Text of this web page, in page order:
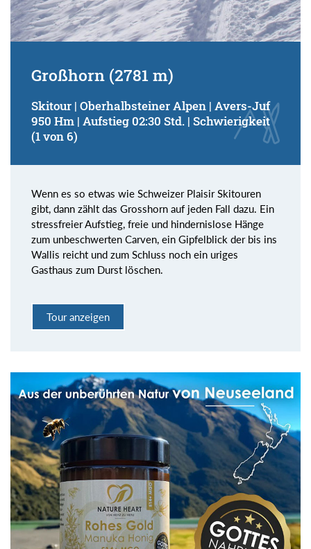
Großhorn (2781 m)
Skitour | Oberhalbsteiner Alpen | Avers-Juf
950 Hm | Aufstieg 02:30 Std. | Schwierigkeit
(1 von 6)
Wenn es so etwas wie Schweizer Plaisir Skitouren
gibt, dann zählt das Grosshorn auf jeden Fall dazu. Ein
stressfreier Aufstieg, freie und hindernislose Hänge
zum unbeschwerten Carven, ein Gipfelblick der bis ins
Wallis reicht und zum Schluss noch ein uriges
Gasthaus zum Durst löschen.
Tour anzeigen